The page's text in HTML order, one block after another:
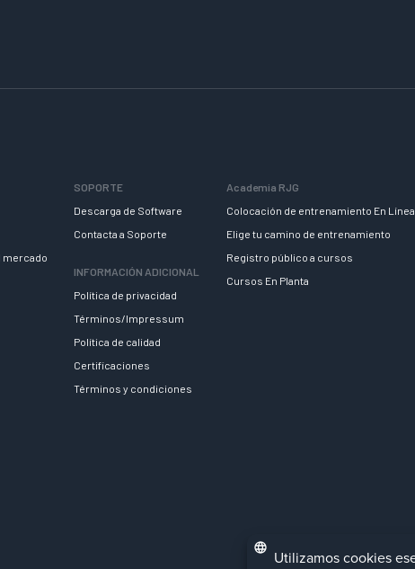
mercado
SOPORTE
Descarga de Software
Contacta a Soporte
INFORMACIÓN ADICIONAL
Política de privacidad
Términos/Impressum
Política de calidad
Certificaciones
Términos y condiciones
Academia RJG
Colocación de entrenamiento En Línea
Elige tu camino de entrenamiento
Registro público a cursos
Cursos En Planta